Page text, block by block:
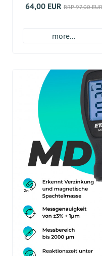
64,00 EUR RRP 97,00 EUR
more...